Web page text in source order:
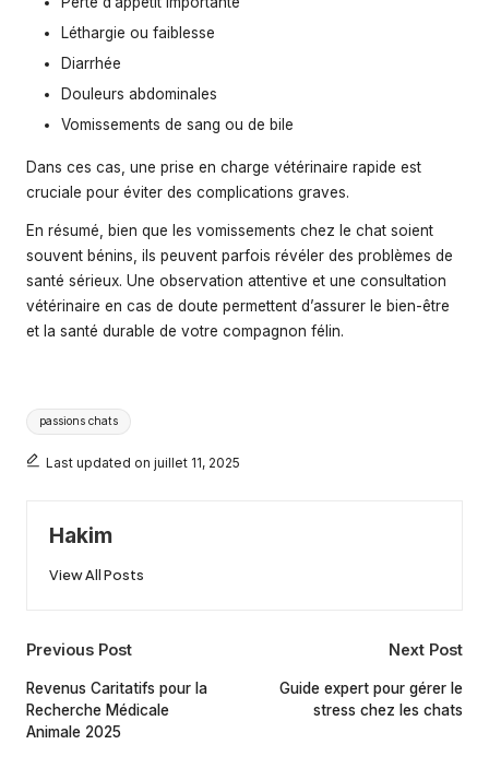
Léthargie ou faiblesse
Diarrhée
Douleurs abdominales
Vomissements de sang ou de bile
Dans ces cas, une prise en charge vétérinaire rapide est
cruciale pour éviter des complications graves.
En résumé, bien que les vomissements chez le chat soient
souvent bénins, ils peuvent parfois révéler des problèmes de
santé sérieux. Une observation attentive et une consultation
vétérinaire en cas de doute permettent d’assurer le bien-être
et la santé durable de votre compagnon félin.
Tags:
passions chats
Last updated on juillet 11, 2025
Hakim
View All Posts
Post
navigation
Previous Post
Revenus Caritatifs pour la
Recherche Médicale
Animale 2025
Next Post
Guide expert pour gérer le
stress chez les chats